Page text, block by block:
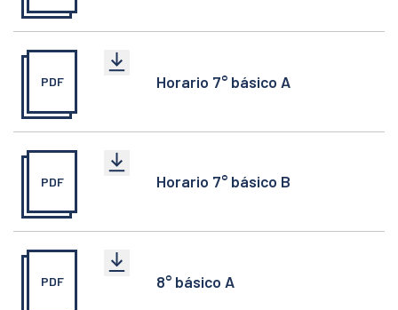
PDF Horario 7° básico A
PDF Horario 7° básico B
PDF 8° básico A